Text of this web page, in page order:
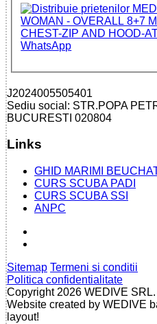
J2024005505401
Sediu social: STR.POPA
BUCURESTI 020804
Links
GHID MARIMI
CURS SCUBA PADI
CURS SCUBA SSI
ANPC
Sitemap Termeni si conditii
Politica confidentialitate
Copyright 2026 WEDIVE
Website created by WEDIVE
layout!